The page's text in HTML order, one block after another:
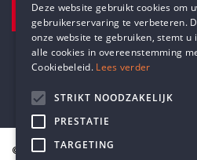
Pottenbrug 4
Antwerpen, 2000
© Humanistisch Verbond 2026
Deze website gebruikt cookies om
gebruikerservaring te verbeteren.
onze website te gebruiken, stemt u
alle cookies in overeenstemming
Cookiebeleid. Lees verder
STRIKT NOODZAKELIJK
PRESTATIE
TARGETING